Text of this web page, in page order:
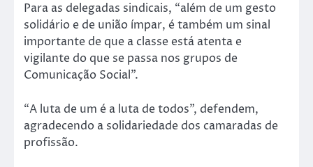
Para as delegadas sindicais, “além de um gesto
solidário e de união ímpar, é também um sinal
importante de que a classe está atenta e
vigilante do que se passa nos grupos de
Comunicação Social”.
“A luta de um é a luta de todos”, defendem,
agradecendo a solidariedade dos camaradas de
profissão.